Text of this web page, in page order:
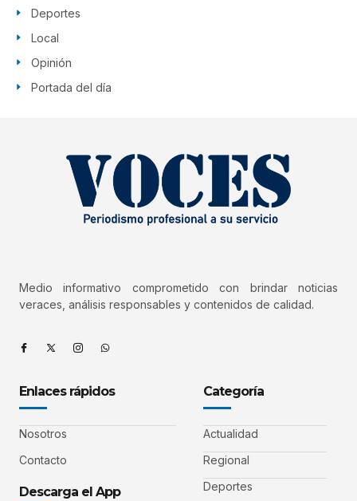
Deportes
Local
Opinión
Portada del día
Medio informativo comprometido con brindar noticias
veraces, análisis responsables y contenidos de calidad.
Enlaces rápidos
Nosotros
Contacto
Descarga el App
Categoría
Actualidad
Regional
Deportes